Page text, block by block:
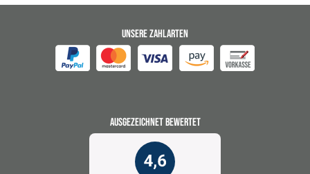
UNSERE ZAHLARTEN
AUSGEZEICHNET BEWERTET